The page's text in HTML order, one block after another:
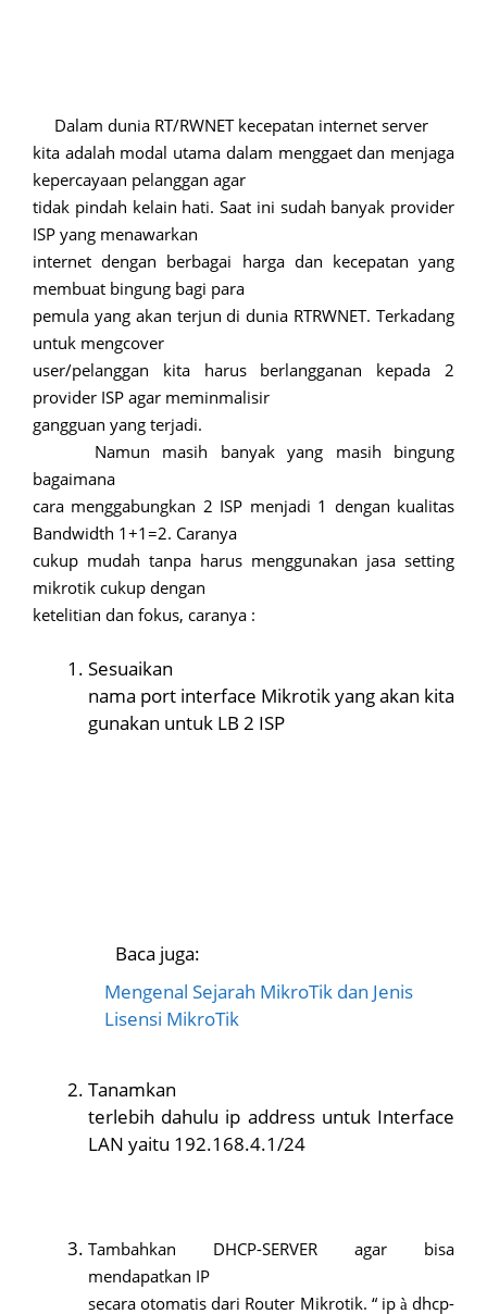
Dalam dunia RT/RWNET kecepatan internet server
kita adalah modal utama dalam menggaet dan menjaga
kepercayaan pelanggan agar
tidak pindah kelain hati. Saat ini sudah banyak provider
ISP yang menawarkan
internet dengan berbagai harga dan kecepatan yang
membuat bingung bagi para
pemula yang akan terjun di dunia RTRWNET. Terkadang
untuk mengcover
user/pelanggan kita harus berlangganan kepada 2
provider ISP agar meminmalisir
gangguan yang terjadi.
Namun masih banyak yang masih bingung
bagaimana
cara menggabungkan 2 ISP menjadi 1 dengan kualitas
Bandwidth 1+1=2. Caranya
cukup mudah tanpa harus menggunakan jasa setting
mikrotik cukup dengan
ketelitian dan fokus, caranya :
Sesuaikan
nama port interface Mikrotik yang akan kita
gunakan untuk LB 2 ISP
Baca juga:
Mengenal Sejarah MikroTik dan Jenis
Lisensi MikroTik
Tanamkan
terlebih dahulu ip address untuk Interface
LAN yaitu 192.168.4.1/24
Tambahkan DHCP-SERVER agar bisa
mendapatkan IP
secara otomatis dari Router Mikrotik. “ ip à dhcp-